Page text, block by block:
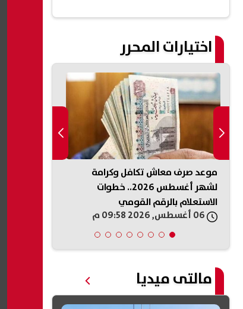
اختيارات المحرر
موعد صرف معاش تكافل وكرامة
لشهر أغسطس 2026.. خطوات
الاستعلام بالرقم القومي
مالتى ميديا